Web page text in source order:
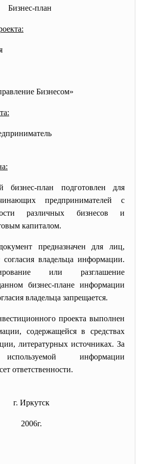
Бизнес-план
Бизнесом»
бизнес-план подготовлен для
предпринимателей с
различных бизнесов и
капиталом.
предназначен для лиц,
владельца информации.
или разглашение
бизнес-плане информации
владельца запрещается.
проекта выполнен
содержащейся в средствах
литературных источниках. За
используемой информации
ответственности.
г. Иркутск
2006г.